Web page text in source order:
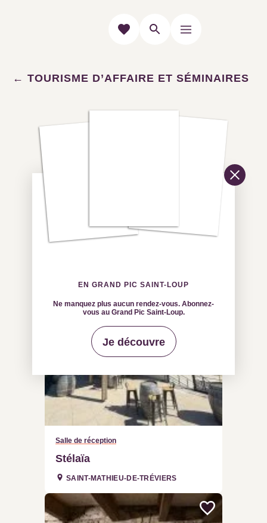
TOURISME D’AFFAIRE ET SÉMINAIRES
Location de salles
Trouver le lieu idéal pour vos
événements au coeur du Grand Pic
Saint-Loup. Location de salle pour
groupes, entreprises et incentives.
22
Salle de réception
Stélaïa
SAINT-MATHIEU-DE-TRÉVIERS
EN GRAND PIC SAINT-LOUP
Ne manquez plus aucun rendez-vous. Abonnez-
vous au Grand Pic Saint-Loup.
Je découvre